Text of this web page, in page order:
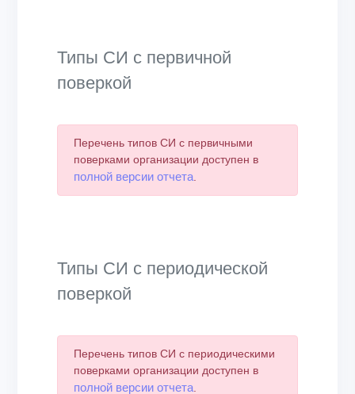
Типы СИ с первичной
поверкой
Перечень типов СИ с первичными
поверками организации доступен в
полной версии отчета.
Типы СИ с периодической
поверкой
Перечень типов СИ с периодическими
поверками организации доступен в
полной версии отчета.